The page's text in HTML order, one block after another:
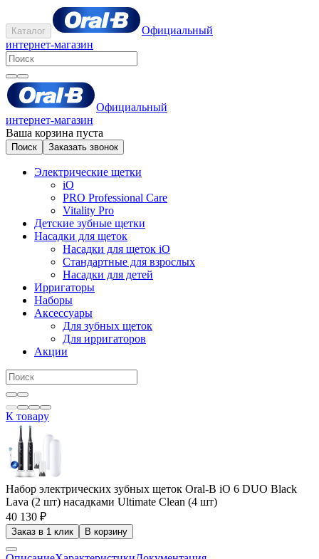
Каталог
Официальный
интернет-магазин
Официальный
интернет-магазин
Ваша корзина пуста
Поиск Заказать звонок
Электрические щетки
iO
PRO Professional Care
Vitality Pro
Детские зубные щетки
Насадки для щеток
Насадки для щеток iO
Стандартные для взрослых
Насадки для детей
Ирригаторы
Наборы
Аксессуары
Для зубных щеток
Для ирригаторов
Акции
К товару
Набор электрических зубных щеток Oral-B iO 6 DUO Black
Lava (2 шт) насадками Ultimate Clean (4 шт)
40 130 ₽
Заказ в 1 клик В корзину